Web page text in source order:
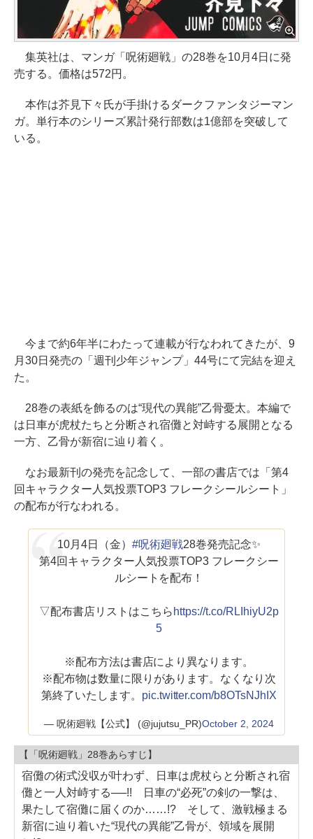
集英社は、マンガ「呪術廻戦」の28巻を10月4日に発
売する。価格は572円。
本作は芥見下々氏が手掛けるダークファンタジーマン
ガ。単行本のシリーズ累計発行部数は1億部を突破して
いる。
今まで約6年半にわたって連載が行なわれてきたが、9
月30日発売の「週刊少年ジャンプ」44号にて完結を迎え
た。
28巻の表紙を飾るのは“現代の異能”乙骨憂太。本編で
は日車が虎杖たちと分断され宿儺と対峙する展開となる
一方、乙骨が新宿に辿り着く。
なお最新刊の発売を記念して、一部の書店では「第4
回キャラクター人気投票TOP3 フレークシールシート」
の配布が行なわれる。
10月4日（金）#呪術廻戦28巻発売記念✨
第4回キャラクター人気投票TOP3 フレークシー
ルシートを配布！
▽配布書店リストはこちら https://t.co/RLIhiyU2p
5
※配布方法は書店により異なります。
※配布物は数量に限りがあります。なくなり次
第終了いたします。 pic.twitter.com/b8OTsNJhIX
— 呪術廻戦【公式】 (@jujutsu_PR)October 2, 2024
【「呪術廻戦」28巻あらすじ】
宿儺の術式没収が叶わず、日車は虎杖らと分断され宿
儺と一人対峙する──!! 日車の“必死”の剣の一撃は、
果たして宿儺に届くのか……!? そして、激戦極まる
新宿に辿り着いた“現代の異能”乙骨が、領域を展開